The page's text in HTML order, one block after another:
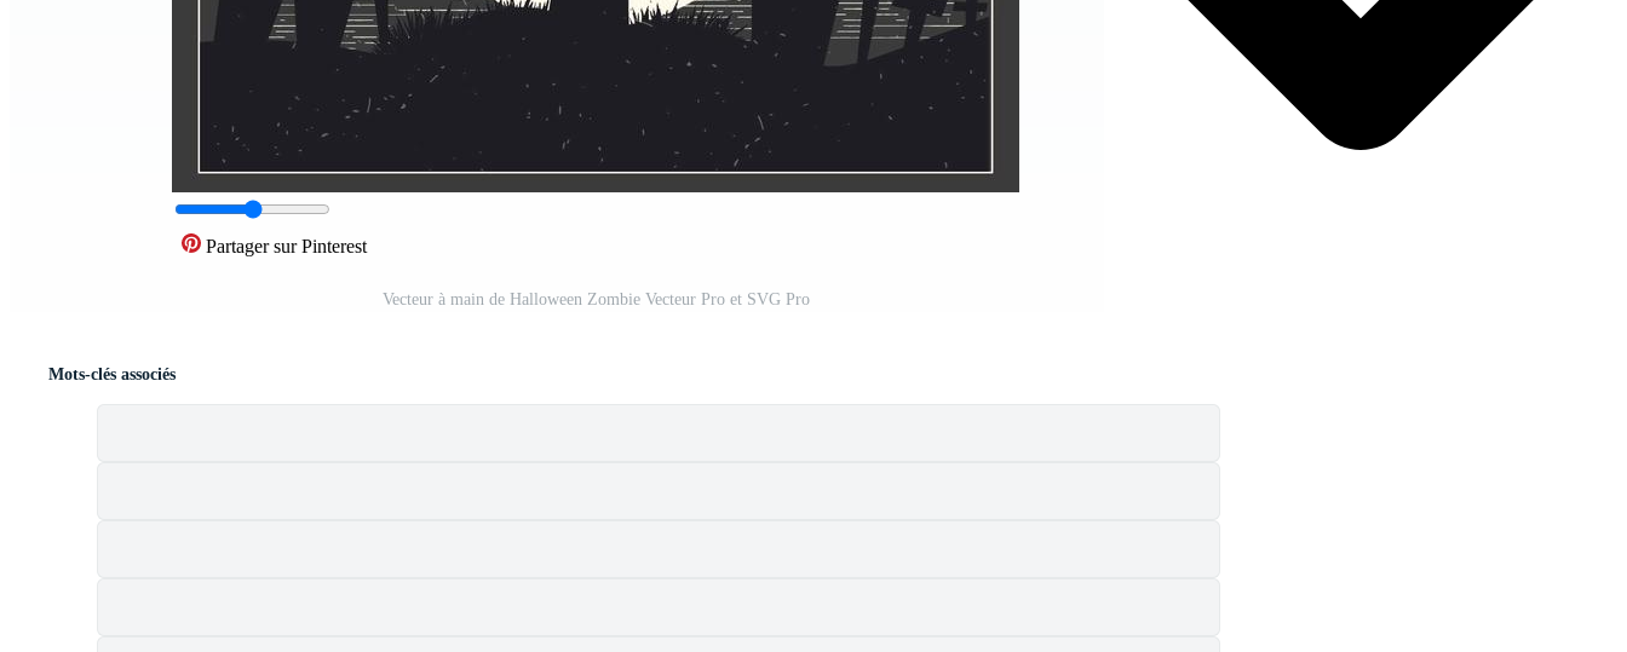
Partager sur Pinterest
Vecteur à main de Halloween Zombie Vecteur Pro et SVG Pro
Mots-clés associés